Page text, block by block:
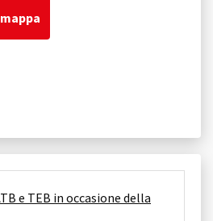
e TEB in occasione della